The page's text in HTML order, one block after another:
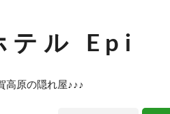
テル Epi
高原の隠れ屋♪♪♪